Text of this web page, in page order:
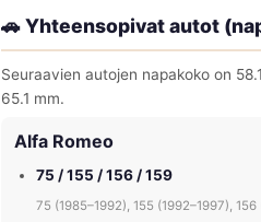
🚗 Yhteensopivat autot
Seuraavien autojen napakoko on
65.1 mm.
Alfa Romeo
75 / 155 / 156 / 159
75 (1985–1992), 155 (1992–1997), 156